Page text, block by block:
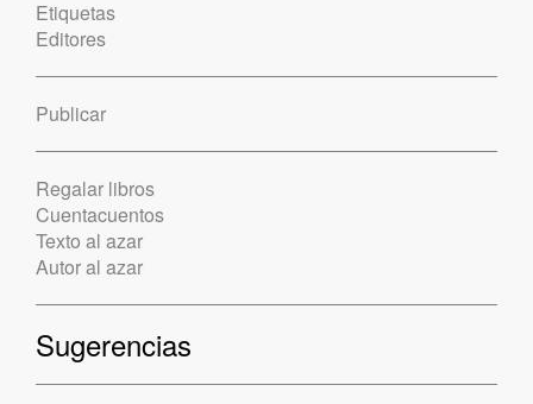
Etiquetas
Editores
Publicar
Regalar libros
Cuentacuentos
Texto al azar
Autor al azar
Sugerencias